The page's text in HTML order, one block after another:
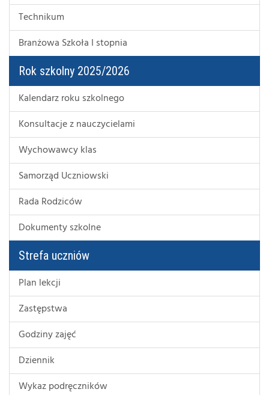
Technikum
Branżowa Szkoła I stopnia
Rok szkolny 2025/2026
Kalendarz roku szkolnego
Konsultacje z nauczycielami
Wychowawcy klas
Samorząd Uczniowski
Rada Rodziców
Dokumenty szkolne
Strefa uczniów
Plan lekcji
Zastępstwa
Godziny zajęć
Dziennik
Wykaz podręczników